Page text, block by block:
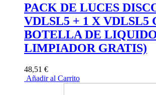
PACK DE LUCES
VDLSL5 + 1 X VDLSL5
BOTELLA DE
LIMPIADOR GRATIS)
48,51 €
Añadir al Carrito